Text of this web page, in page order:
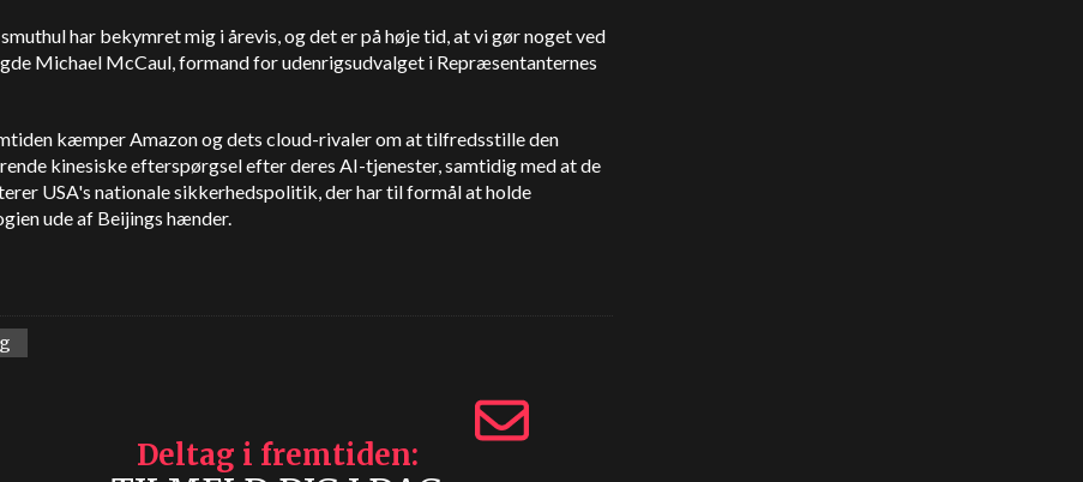
har bekymret mig i årevis, og det er på høje tid, at vi gør noget ved
Michael McCaul, formand for udenrigsudvalget i Repræsentanternes
kæmper Amazon og dets cloud-rivaler om at tilfredsstille den
kinesiske efterspørgsel efter deres AI-tjenester, samtidig med at de
USA's nationale sikkerhedspolitik, der har til formål at holde
ude af Beijings hænder.
Deltag i fremtiden